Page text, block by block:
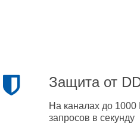
Защита от
На каналах до 1000
запросов в секунду